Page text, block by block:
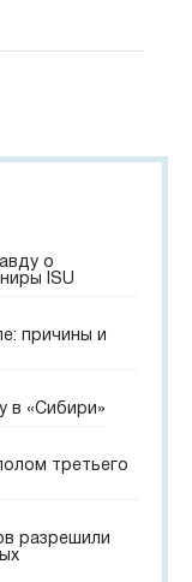
о
ISU
причины и
в «Сибири»
третьего
разрешили